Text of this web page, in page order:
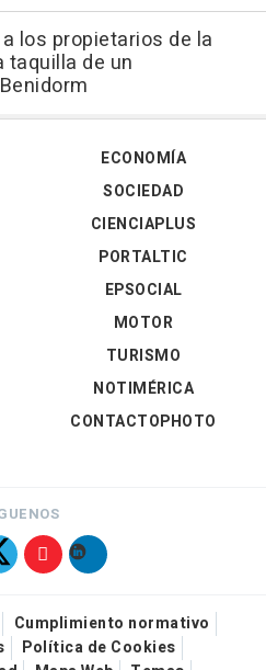
los propietarios de la
taquilla de un
ECONOMÍA
SOCIEDAD
CIENCIAPLUS
PORTALTIC
EPSOCIAL
MOTOR
TURISMO
NOTIMÉRICA
CONTACTOPHOTO
Cumplimiento normativo
Política de Cookies